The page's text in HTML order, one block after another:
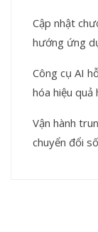
Cập nhật
hướng ứng
Công cụ AI
hóa hiệu quả
Vận hành
chuyển đổi